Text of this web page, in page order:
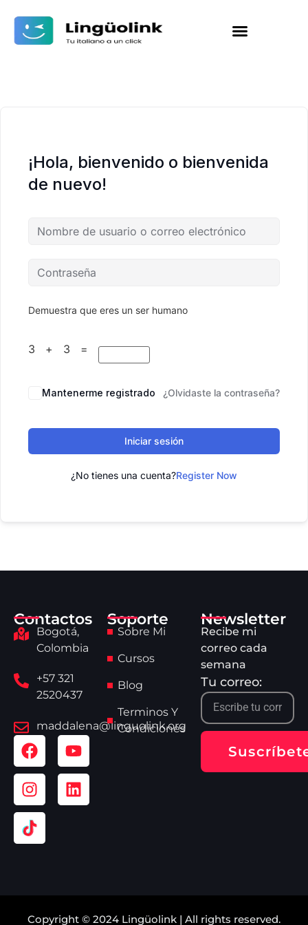
¡Hola, bienvenido o bienvenida
de nuevo!
Demuestra que eres un ser humano
3 + 3 =
Mantenerme registrado ¿Olvidaste la contraseña?
Iniciar sesión
¿No tienes una cuenta?Register Now
Contactos
Bogotá,
Colombia
+57 321
2520437
maddalena@linguolink.org
Soporte
Sobre Mi
Cursos
Blog
Terminos Y
Condiciones
Newsletter
Recibe mi
correo cada
semana
Tu correo:
Copyright © 2024 Lingüolink | All rights reserved.